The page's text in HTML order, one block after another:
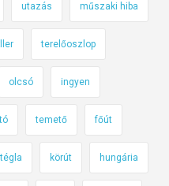
utazás műszaki hiba
terelőoszlop
olcsó ingyen
temető főút
tégla körút hungária